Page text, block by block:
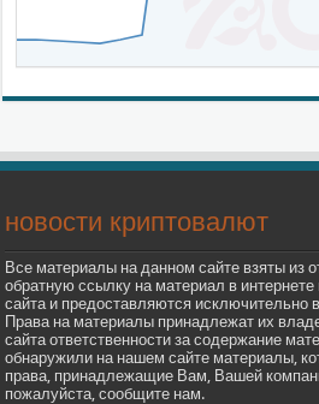
новости криптовалют
Все материалы на данном сайте взяты из
обратную ссылку на материал в
сайта и предоставляются исключительно
Права на материалы принадлежат их
сайта ответственности за содержание
обнаружили на нашем сайте материалы,
права, принадлежащие Вам, Вашей
пожалуйста, сообщите нам.